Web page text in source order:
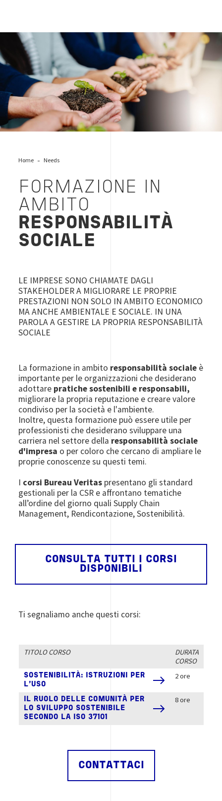
mani_sostenibilità
Home Needs
FORMAZIONE IN
AMBITO
RESPONSABILITÀ
SOCIALE
LE IMPRESE SONO CHIAMATE DAGLI
STAKEHOLDER A MIGLIORARE LE PROPRIE
PRESTAZIONI NON SOLO IN AMBITO ECONOMICO
MA ANCHE AMBIENTALE E SOCIALE. IN UNA
PAROLA A GESTIRE LA PROPRIA RESPONSABILITÀ
SOCIALE
La formazione in ambito responsabilità sociale è
importante per le organizzazioni che desiderano
adottare pratiche sostenibili e responsabili,
migliorare la propria reputazione e creare valore
condiviso per la società e l'ambiente.
Inoltre, questa formazione può essere utile per
professionisti che desiderano sviluppare una
carriera nel settore della responsabilità sociale
d'impresa o per coloro che cercano di ampliare le
proprie conoscenze su questi temi.
I corsi Bureau Veritas presentano gli standard
gestionali per la CSR e affrontano tematiche
all’ordine del giorno quali Supply Chain
Management, Rendicontazione, Sostenibilità.
CONSULTA TUTTI I CORSI
DISPONIBILI
Ti segnaliamo anche questi corsi:
TITOLO CORSO
DURATA
CORSO
SOSTENIBILITÀ: ISTRUZIONI PER
L’USO
2 ore
IL RUOLO DELLE COMUNITÀ PER
LO SVILUPPO SOSTENIBILE
SECONDO LA ISO 37101
8 ore
CONTATTACI